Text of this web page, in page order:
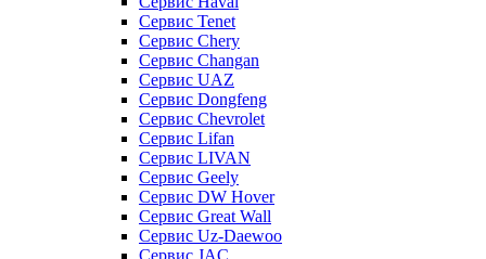
Сервис Tenet
Сервис Chery
Сервис Changan
Сервис UAZ
Сервис Dongfeng
Сервис Chevrolet
Сервис Lifan
Сервис LIVAN
Сервис Geely
Сервис DW Hover
Сервис Great Wall
Сервис Uz-Daewoo
Сервис JAC